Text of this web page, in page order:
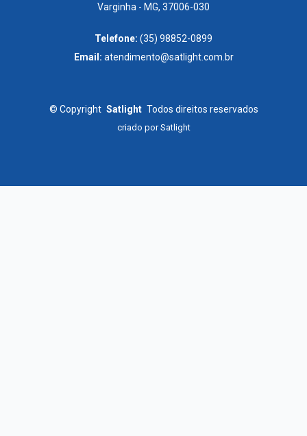
Varginha - MG, 37006-030
Telefone: (35) 98852-0899
Email: atendimento@satlight.com.br
© Copyright Satlight Todos direitos reservados
criado porSatlight